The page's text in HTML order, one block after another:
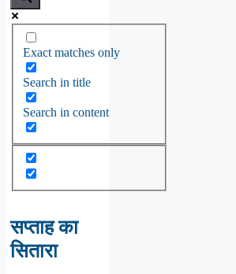
Exact matches only
Search in title
Search in content
सप्ताह का
सितारा